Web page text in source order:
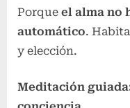
Porque el alma no
automático.
y elección.
Meditación